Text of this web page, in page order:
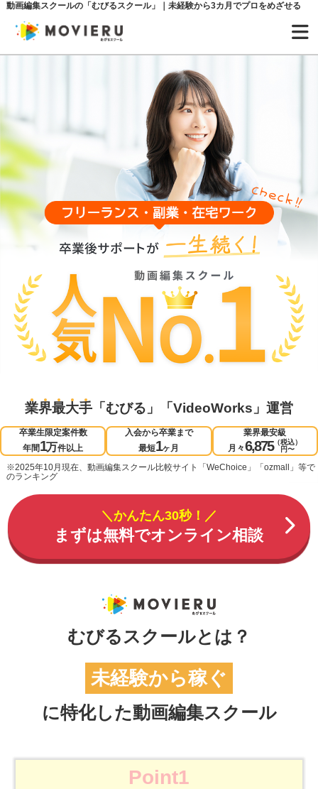
動画編集スクールの「むびるスクール」｜未経験から3カ月でプロをめざせる
＼かんたん30秒！／
まずは無料でオンライン相談
業界最大手 「むびる」「VideoWorks」運営
卒業生限定案件数
年間1万件以上
入会から卒業まで
最短1ヶ月
業界最安級
月々6,875（税込）
円〜
※2025年10月現在、動画編集スクール比較サイト「WeChoice」「ozmall」等で
のランキング
むびるスクールとは？
未経験から稼ぐ
に特化した動画編集スクール
Point1